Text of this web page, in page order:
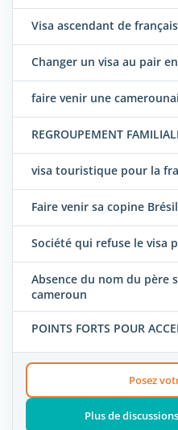
Visa ascendant de
Changer un visa au pair
faire venir une
REGROUPEMENT
visa touristique pour la
Faire venir sa copine
Société qui refuse le visa
Absence du nom du père
cameroun
POINTS FORTS POUR
Posez
Plus de